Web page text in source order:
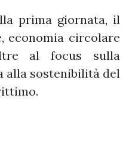
prima giornata, il
economia circolare
al focus sulla
alla sostenibilità del